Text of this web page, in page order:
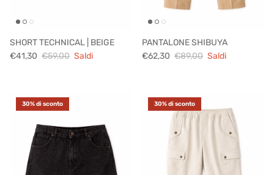
SHORT TECHNICAL | BEIGE
€41,30 €59,00 Saldi
PANTALONE SHIBUYA
€62,30 €89,00 Saldi
30% di sconto 30% di sconto